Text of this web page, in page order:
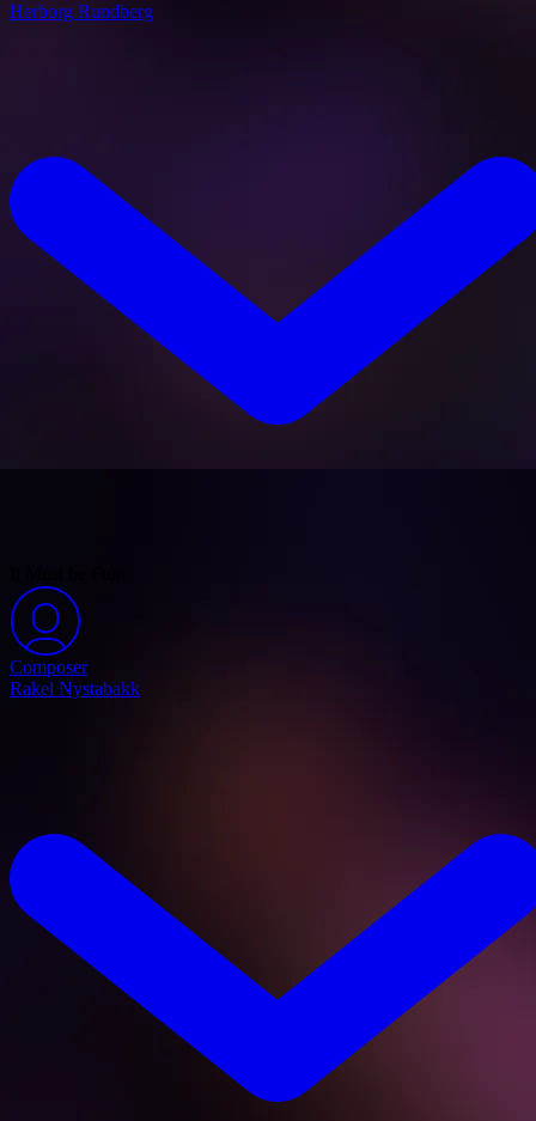
Herborg Rundberg
Composer
Rakel Nystabakk